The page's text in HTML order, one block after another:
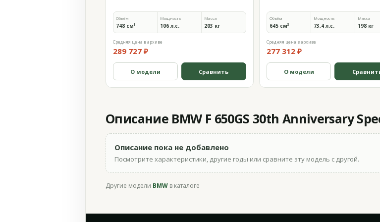
Объём
748 см³
Мощность
106 л.с.
Масса
203 кг
Средняя цена в архиве
289 727 ₽
О модели Сравнить
Объём
645 см³
Мощность
73,4 л.с.
Масса
198 кг
Средняя цена в архиве
277 312 ₽
О модели
Описание BMW F 650GS 30th Anniversary
Описание пока не добавлено
Посмотрите характеристики, другие годы или сравните эту модель с другой.
Другие модели BMW в каталоге